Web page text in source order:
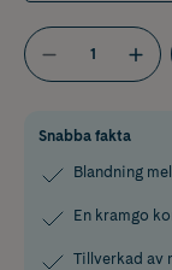
Snabba fakta
Blandning
En kramgo
Tillverkad av